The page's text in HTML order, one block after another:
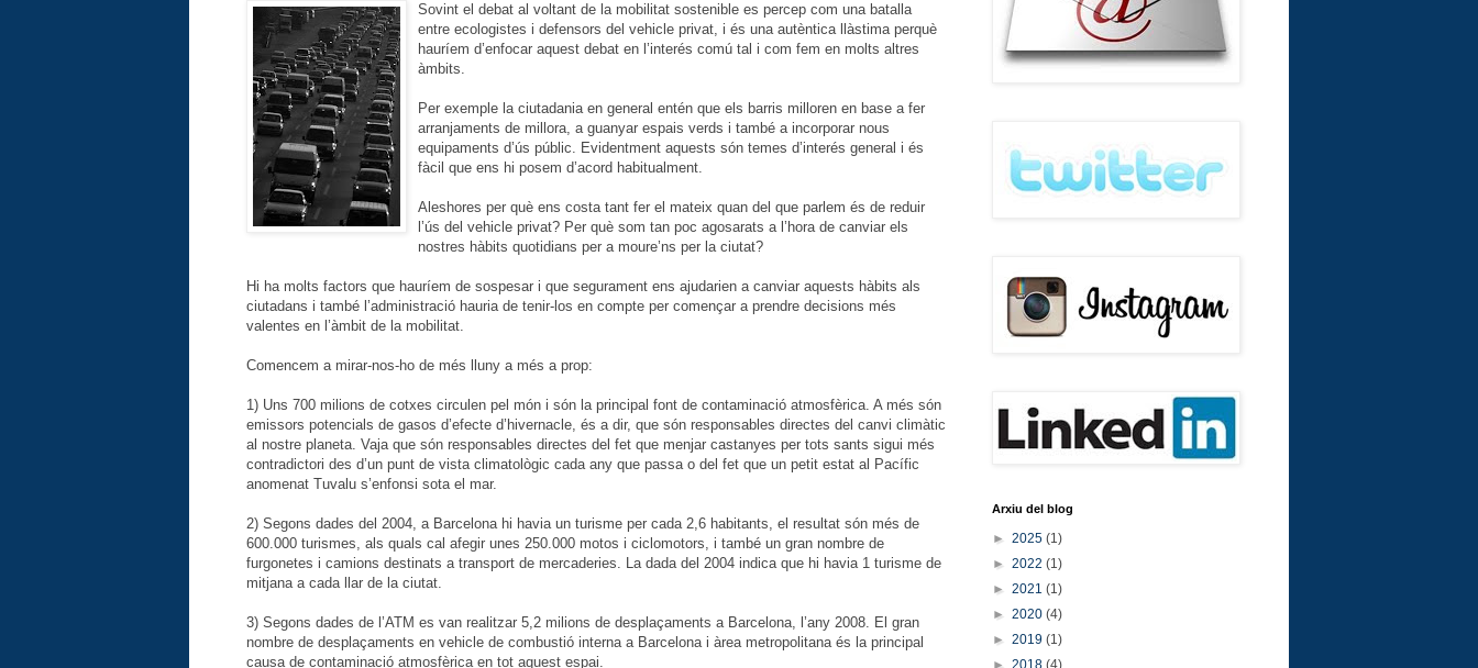
Sovint el debat al voltant de la mobilitat sostenible es percep com una batalla
entre ecologistes i defensors del vehicle privat, i és una autèntica llàstima perquè
hauríem d’enfocar aquest debat en l’interés comú tal i com fem en molts altres
àmbits.
Per exemple la ciutadania en general entén que els barris milloren en base a fer
arranjaments de millora, a guanyar espais verds i també a incorporar nous
equipaments d’ús públic. Evidentment aquests són temes d’interés general i és
fàcil que ens hi posem d’acord habitualment.
Aleshores per què ens costa tant fer el mateix quan del que parlem és de reduir
l’ús del vehicle privat? Per què som tan poc agosarats a l’hora de canviar els
nostres hàbits quotidians per a moure’ns per la ciutat?
Hi ha molts factors que hauríem de sospesar i que segurament ens ajudarien a canviar aquests hàbits als
ciutadans i també l’administració hauria de tenir-los en compte per començar a prendre decisions més
valentes en l’àmbit de la mobilitat.
Comencem a mirar-nos-ho de més lluny a més a prop:
1) Uns 700 milions de cotxes circulen pel món i són la principal font de contaminació atmosfèrica. A més són
emissors potencials de gasos d’efecte d’hivernacle, és a dir, que són responsables directes del canvi climàtic
al nostre planeta. Vaja que són responsables directes del fet que menjar castanyes per tots sants sigui més
contradictori des d’un punt de vista climatològic cada any que passa o del fet que un petit estat al Pacífic
anomenat Tuvalu s’enfonsi sota el mar.
2) Segons dades del 2004, a Barcelona hi havia un turisme per cada 2,6 habitants, el resultat són més de
600.000 turismes, als quals cal afegir unes 250.000 motos i ciclomotors, i també un gran nombre de
furgonetes i camions destinats a transport de mercaderies. La dada del 2004 indica que hi havia 1 turisme de
mitjana a cada llar de la ciutat.
3) Segons dades de l’ATM es van realitzar 5,2 milions de desplaçaments a Barcelona, l’any 2008. El gran
nombre de desplaçaments en vehicle de combustió interna a Barcelona i àrea metropolitana és la principal
causa de contaminació atmosfèrica en tot aquest espai.
Arxiu del blog
► 2025 (1)
► 2022 (1)
► 2021 (1)
► 2020 (4)
► 2019 (1)